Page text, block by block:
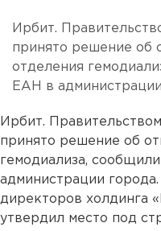
Ирбит.
принято решение об
отделения
ЕАН в
Ирбит.
принято решение об
гемодиализа,
администрации
директоров холдинга
утвердил место под